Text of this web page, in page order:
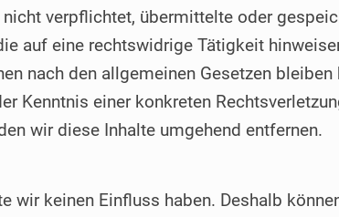
verpflichtet, übermittelte oder
auf eine rechtswidrige Tätigkeit
nach den allgemeinen Gesetzen bleiben
Kenntnis einer konkreten
wir diese Inhalte umgehend entfernen.
wir keinen Einfluss haben. Deshalb